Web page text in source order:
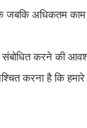
जबकि अधिकतम
संबोधित करने की
करना है कि